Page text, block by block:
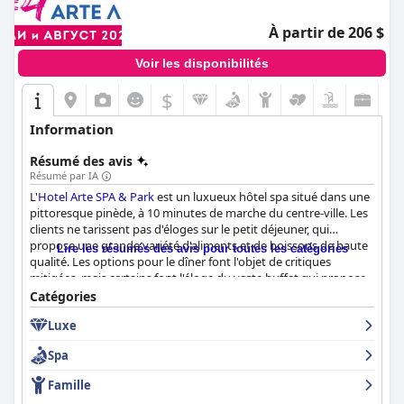
À partir de 206 $
Voir les disponibilités
$
Information
Résumé des avis
Résumé par IA
L'Hotel Arte SPA & Parkest un luxueux hôtel spa situé dans une
pittoresque pinède, à 10 minutes de marche du centre-ville. Les
clients ne tarissent pas d'éloges sur le petit déjeuner, qui
propose une grande variété d'aliments et de boissons de haute
qualité. Les options pour le dîner font l'objet de critiques
mitigées, mais certains font l'éloge du vaste buffet qui propose
des plats traditionnels savoureux. Les chambres sont propres,
confortables et décorées dans un style moderne et artistique,
bien que certains clients se soient plaints de matelas et
d'oreillers inconfortables. L'hôtel est bien entretenu et géré par
un personnel aimable et serviable. Les installations du spa et de
la piscine font l'objet de critiques mitigées, certains clients les
trouvant fantastiques, d'autres les trouvant petites et
Lire les résumés des avis pour toutes les catégories
Catégories
Luxe
Spa
Famille